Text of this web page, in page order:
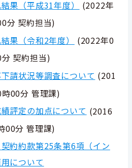
果（平成31年度） (2022年
分 契約担当)
果（令和2年度）
(2022年0
契約担当)
請状況等調査について (201
00分 管理課)
評定の加点について (2016
00分 管理課)
約約款第25条第6項（イン
について